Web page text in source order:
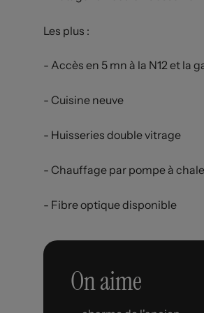
Les plus :
- Accès en 5 mn à la N12 et la
- Cuisine neuve
- Huisseries double vitrage
- Chauffage par pompe à
- Fibre optique disponible
On aime